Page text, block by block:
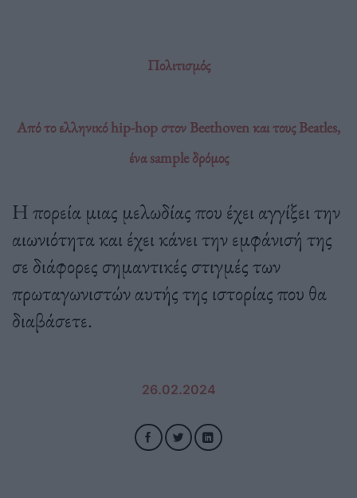
Πολιτισμός
Από το ελληνικό hip-hop στον Beethoven και τους Beatles,
ένα sample δρόμος
Η πορεία μιας μελωδίας που έχει αγγίξει την
αιωνιότητα και έχει κάνει την εμφάνισή της
σε διάφορες σημαντικές στιγμές των
πρωταγωνιστών αυτής της ιστορίας που θα
διαβάσετε.
26.02.2024